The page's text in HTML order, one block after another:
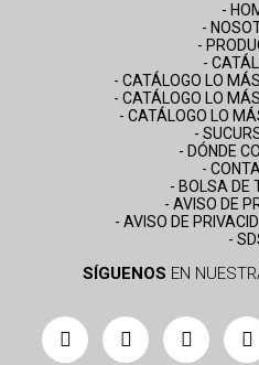
-
-
-
-
- CATÁLOGO LO
- CATÁLOGO LO
- CATÁLOGO LO
-
- DÓNDE
-
- BOLSA DE
- AVISO DE
- AVISO DE
-
SÍGUENOS EN